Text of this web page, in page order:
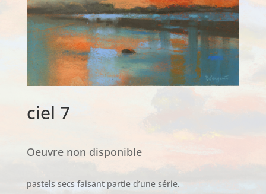
ciel 7
Oeuvre non disponible
pastels secs faisant partie d’une série.